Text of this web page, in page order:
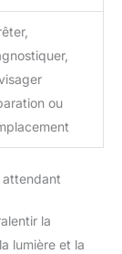
ou
attendant
la
lumière et la